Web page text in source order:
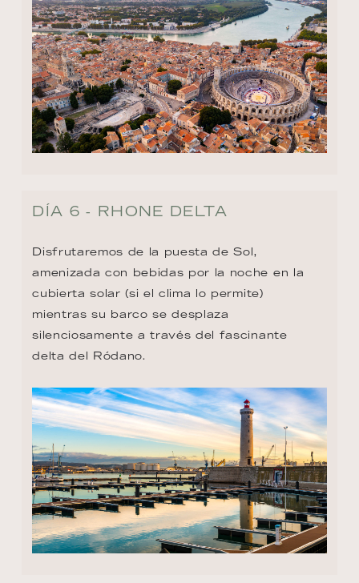
DÍA 6 - RHONE DELTA
Disfrutaremos de la puesta de Sol,
amenizada con bebidas por la noche en la
cubierta solar (si el clima lo permite)
mientras su barco se desplaza
silenciosamente a través del fascinante
delta del Ródano.